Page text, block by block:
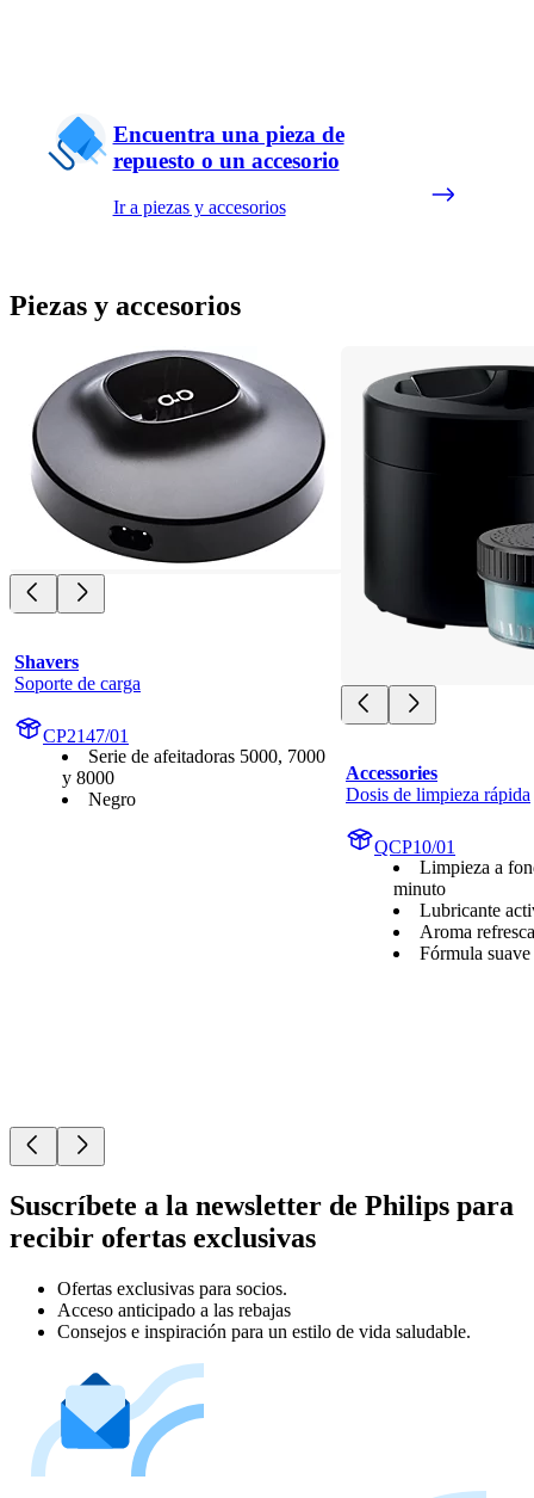
Encuentra una pieza de
repuesto o un accesorio
Ir a piezas y accesorios
Piezas y accesorios
Shavers
Soporte de carga
CP2147/01
Serie de afeitadoras 5000, 7000
y 8000
Negro
Accessories
Dosis de limpieza rápida
QCP10/01
Limpieza a
minuto
Lubricante
Aroma
Fórmula
Suscríbete a la newsletter de Philips para
recibir ofertas exclusivas
Ofertas exclusivas para socios.
Acceso anticipado a las rebajas
Consejos e inspiración para un estilo de vida saludable.